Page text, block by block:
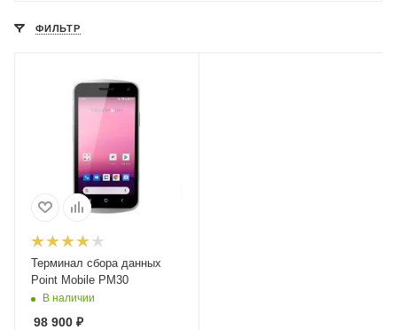
ФИЛЬТР
Терминал сбора данных
Point Mobile PM30
В наличии
98 900 ₽